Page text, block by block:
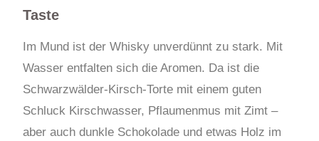
Taste
Im Mund ist der Whisky unverdünnt zu stark. Mit
Wasser entfalten sich die Aromen. Da ist die
Schwarzwälder-Kirsch-Torte mit einem guten
Schluck Kirschwasser, Pflaumenmus mit Zimt –
aber auch dunkle Schokolade und etwas Holz im